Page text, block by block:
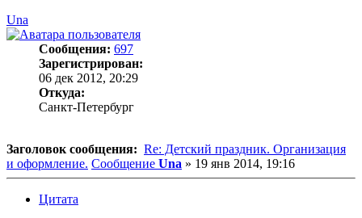
Una
Сообщения: 697
Зарегистрирован:
06 дек 2012, 20:29
Откуда:
Санкт-Петербург
Заголовок сообщения: Re: Детский праздник. Организация
и оформление. Сообщение Una » 19 янв 2014, 19:16
Цитата